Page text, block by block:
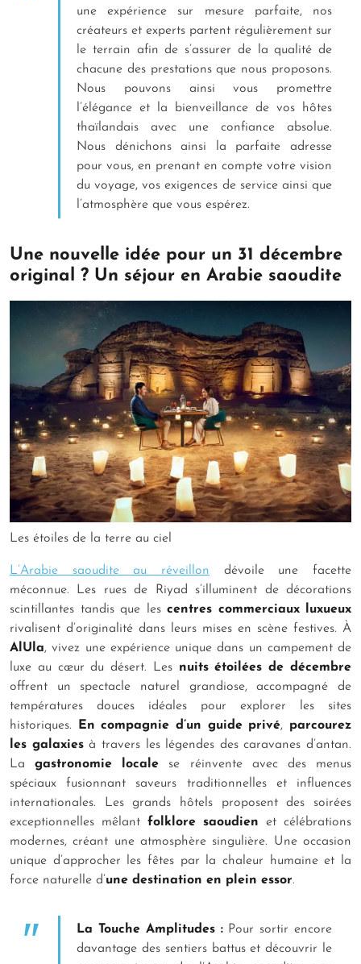
une expérience sur mesure parfaite, nos
créateurs et experts partent régulièrement sur
le terrain afin de s’assurer de la qualité de
chacune des prestations que nous proposons.
Nous pouvons ainsi vous promettre
l’élégance et la bienveillance de vos hôtes
thaïlandais avec une confiance absolue.
Nous dénichons ainsi la parfaite adresse
pour vous, en prenant en compte votre vision
du voyage, vos exigences de service ainsi que
l’atmosphère que vous espérez.
Une nouvelle idée pour un 31 décembre
original ? Un séjour en Arabie saoudite
Les étoiles de la terre au ciel
L’Arabie saoudite au réveillon dévoile une facette
méconnue. Les rues de Riyad s’illuminent de décorations
scintillantes tandis que les centres commerciaux luxueux
rivalisent d’originalité dans leurs mises en scène festives. À
AlUla, vivez une expérience unique dans un campement de
luxe au cœur du désert. Les nuits étoilées de décembre
offrent un spectacle naturel grandiose, accompagné de
températures douces idéales pour explorer les sites
historiques.
En compagnie d’un guide privé, parcourez
les galaxiesà travers les légendes des caravanes d’antan.
Lagastronomie locale se réinvente avec des menus
spéciaux fusionnant saveurs traditionnelles et influences
internationales. Les grands hôtels proposent des soirées
exceptionnelles mêlant folklore saoudien et célébrations
modernes, créant une atmosphère singulière. Une occasion
unique d’approcher les fêtes par la chaleur humaine et la
force naturelle d’une destination en plein essor.
La Touche Amplitudes : Pour sortir encore
davantage des sentiers battus et découvrir le